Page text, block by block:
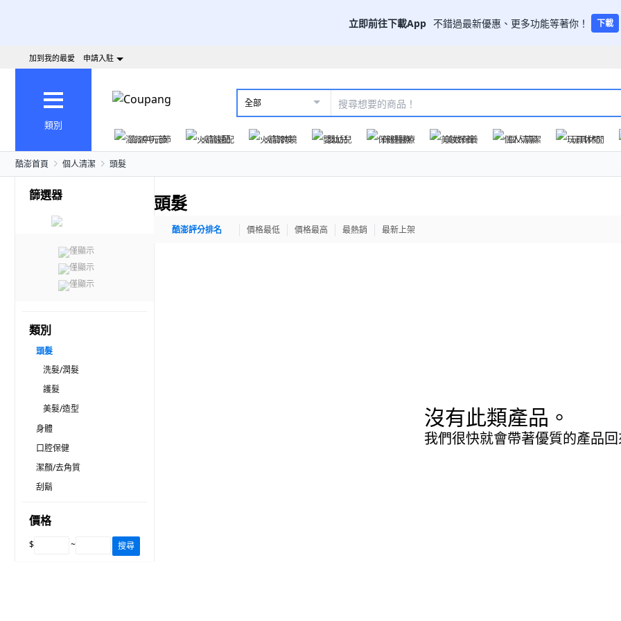
立即前往下載App 不錯過最新優惠、更多功能等著你！ 下載
加到我的最愛 申請入駐
類別
全部
澎派中元節 火箭速配 火箭跨境 嬰幼兒 保健醫療 美妝保養 個人清潔 玩具休閒
酷澎首頁 個人清潔 頭髮
篩選器
僅顯示
僅顯示
僅顯示
類別
頭髮
洗髮/潤髮
護髮
美髮/造型
身體
口腔保健
潔顏/去角質
刮鬍
價格
$ ~ 搜尋
頭髮
酷澎評分排名 價格最低 價格最高 最熱銷 最新上架
沒有此類產品。
我們很快就會帶著優質的產品